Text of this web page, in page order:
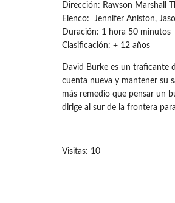
Dirección: Rawson Marshall
Elenco: Jennifer Aniston,
Duración: 1 hora 50 minutos
Clasificación: + 12 años
David Burke es un traficante
cuenta nueva y mantener su
más remedio que pensar un
dirige al sur de la frontera
Visitas: 10